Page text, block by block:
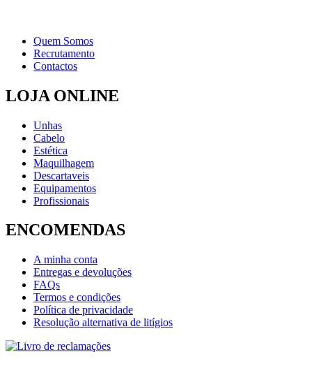
Quem Somos
Recrutamento
Contactos
LOJA ONLINE
Unhas
Cabelo
Estética
Maquilhagem
Descartaveis
Equipamentos
Profissionais
ENCOMENDAS
A minha conta
Entregas e devoluções
FAQs
Termos e condições
Política de privacidade
Resolução alternativa de litígios